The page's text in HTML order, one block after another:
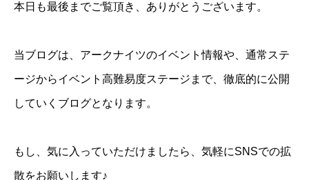
本日も最後までご覧頂き、ありがとうございます。
当ブログは、アークナイツのイベント情報や、通常ステ
ージからイベント高難易度ステージまで、徹底的に公開
していくブログとなります。
もし、気に入っていただけましたら、気軽にSNSでの拡
散をお願いします♪